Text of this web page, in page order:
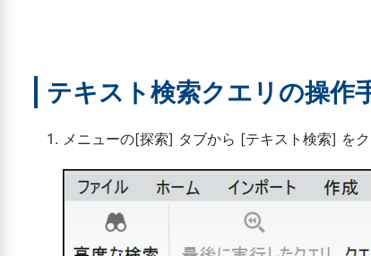
テキスト検索クエリの操作
メニューの[探索] タブから [テキスト検索] をク